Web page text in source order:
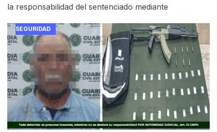
la responsabilidad del sentenciado mediante
SEGURIDAD